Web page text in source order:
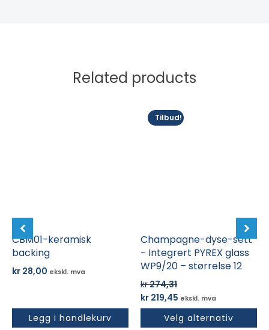
Related products
CBM01-keramisk
backing
kr 28,00 ekskl. mva
Legg i handlekurv
Tilbud!
Champagne-dyse-sett
- Integrert PYREX glass
WP9/20 – størrelse 12
kr274,31
Opprinnelig
pris
kr 219,45 Nåværende
pris
er:
ekskl. mva
Velg alternativ
Dette
produktet
produktsiden